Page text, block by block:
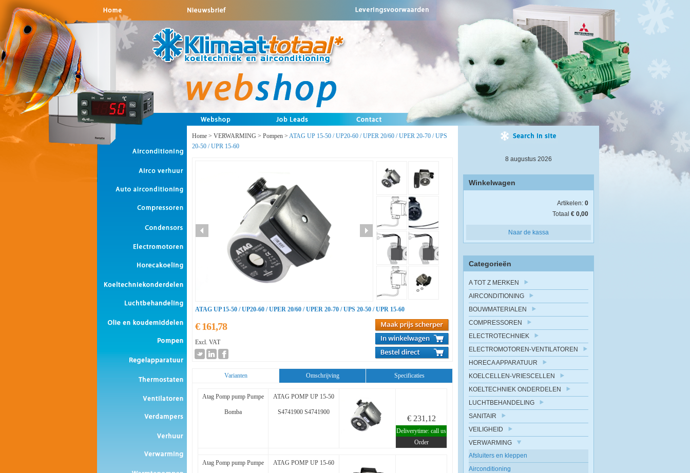
Home > VERWARMING > Pompen > ATAG UP 15-50 / UP20-60 / UPER 20/60 / UPER 20-70 / UPS
20-50 / UPR 15-60
ATAG UP 15-50 / UP20-60 / UPER 20/60 / UPER 20-70 / UPS 20-50 / UPR 15-60
€ 161,78
Excl. VAT
Varianten Omschrijving Specificaties
Atag Pomp pump Pumpe
Bomba
ATAG POMP UP 15-50
S4741900 S4741900
€ 231,12
Deliverytime: call us
Order
Atag Pomp pump Pumpe ATAG POMP UP 15-60
8 augustus 2026
Winkelwagen
Artikelen: 0
Totaal € 0,00
Naar de kassa
Categorieën
A TOT Z MERKEN
AIRCONDITIONING
BOUWMATERIALEN
COMPRESSOREN
ELECTROTECHNIEK
ELECTROMOTOREN-VENTILATOREN
HORECA APPARATUUR
KOELCELLEN-VRIESCELLEN
KOELTECHNIEK ONDERDELEN
LUCHTBEHANDELING
SANITAIR
VEILIGHEID
VERWARMING
Afsluiters en kleppen
Airconditioning